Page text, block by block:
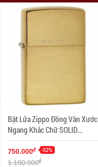
Bật Lửa Zippo Đồng Vân Xước
Ngang Khắc Chữ SOLID
BRASS - SKU 204 – Zippo
Brushed Brass Engraved
750.000đ -32%
1.100.000đ